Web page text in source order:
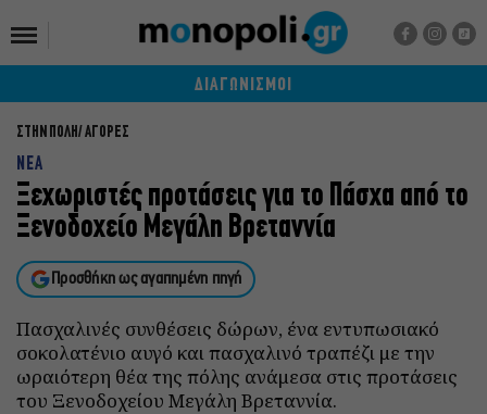
ΔΙΑΓΩΝΙΣΜΟΙ
ΣΤΗΝ ΠΟΛΗ ΑΓΟΡΕΣ
ΝΕΑ
Ξεχωριστές προτάσεις για το Πάσχα από το
Ξενοδοχείο Μεγάλη Βρεταννία
Προσθήκη ως αγαπημένη πηγή
Πασχαλινές συνθέσεις δώρων, ένα εντυπωσιακό
σοκολατένιο αυγό και πασχαλινό τραπέζι με την
ωραιότερη θέα της πόλης ανάμεσα στις προτάσεις
του Ξενοδοχείου Μεγάλη Βρεταννία.